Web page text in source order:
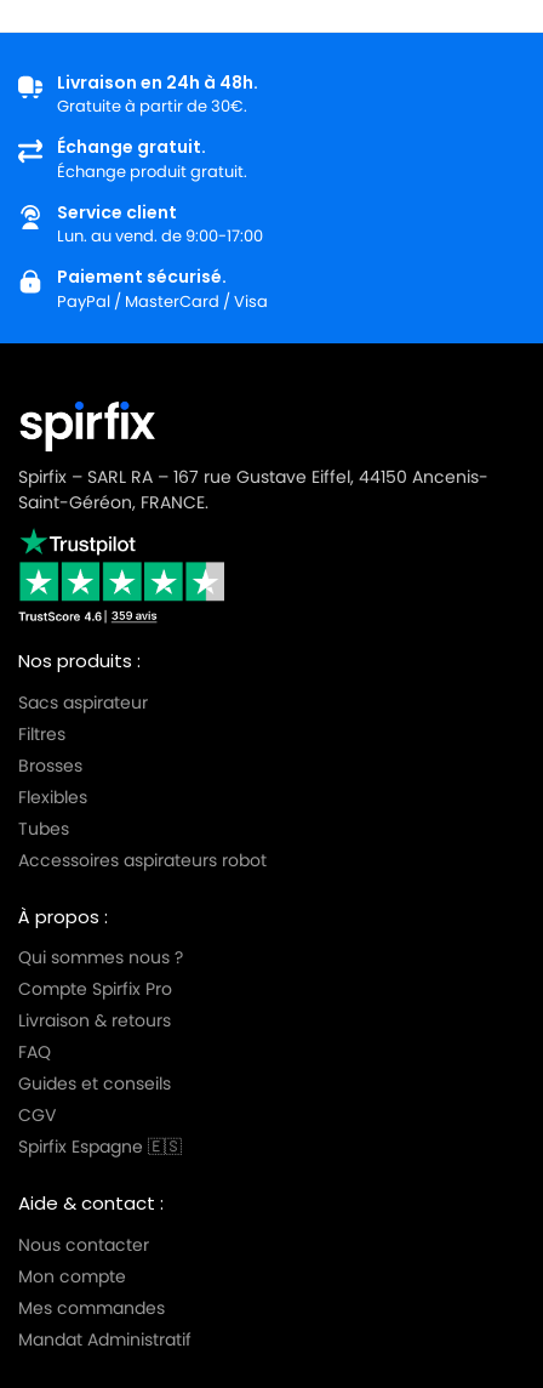
Livraison en 24h à 48h.
Gratuite à partir de 30€.
Échange gratuit.
Échange produit gratuit.
Service client
Lun. au vend. de 9:00-17:00
Paiement sécurisé.
PayPal / MasterCard / Visa
Spirfix – SARL RA – 167 rue Gustave Eiffel, 44150 Ancenis-
Saint-Géréon, FRANCE.
Nos produits :
Sacs aspirateur
Filtres
Brosses
Flexibles
Tubes
Accessoires aspirateurs robot
À propos :
Qui sommes nous ?
Compte Spirfix Pro
Livraison & retours
FAQ
Guides et conseils
CGV
Spirfix Espagne 🇪🇸
Aide & contact :
Nous contacter
Mon compte
Mes commandes
Mandat Administratif